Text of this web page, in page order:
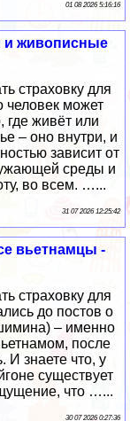
01 08 2026 5:16:16
и живописные
страховку для
человек может
где живёт или
– оно внутри, и
зависит от
среды и
во всем. …...
31 07 2026 12:25:42
вьетнамцы -
страховку для
до постов о
– именно
после
знаете что, у
существует
что …...
30 07 2026 0:27:36